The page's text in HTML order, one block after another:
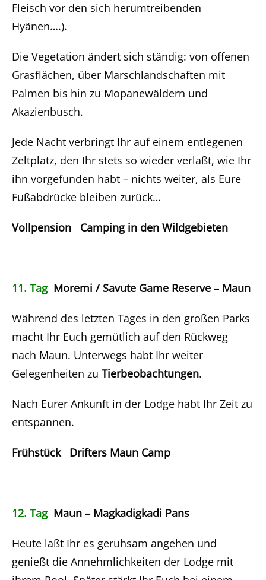
Fleisch vor den sich herumtreibenden
Hyänen….).
Die Vegetation ändert sich ständig: von offenen
Grasflächen, über Marschlandschaften mit
Palmen bis hin zu Mopanewäldern und
Akazienbusch.
Jede Nacht verbringt Ihr auf einem entlegenen
Zeltplatz, den Ihr stets so wieder verlaßt, wie Ihr
ihn vorgefunden habt – nichts weiter, als Eure
Fußabdrücke bleiben zurück…
Vollpension Camping in den Wildgebieten
11. TagMoremi / Savute Game Reserve – Maun
Während des letzten Tages in den großen Parks
macht Ihr Euch gemütlich auf den Rückweg
nach Maun. Unterwegs habt Ihr weiter
Gelegenheiten zu Tierbeobachtungen.
Nach Eurer Ankunft in der Lodge habt Ihr Zeit zu
entspannen.
Frühstück Drifters Maun Camp
12. TagMaun – Magkadigkadi Pans
Heute laßt Ihr es geruhsam angehen und
genießt die Annehmlichkeiten der Lodge mit